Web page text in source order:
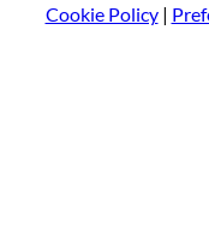
Cookie Policy|